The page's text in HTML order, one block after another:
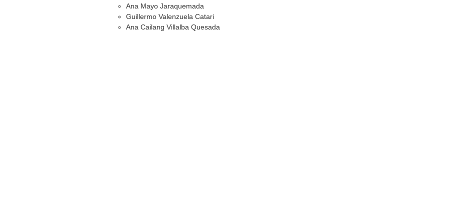
Ana Mayo Jaraquemada
Guillermo Valenzuela Catari
Ana Cailang Villalba Quesada